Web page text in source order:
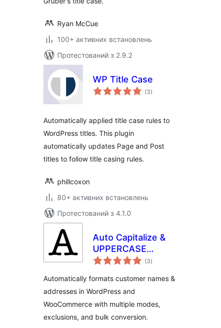
Ryan McCue
100+ активних встановлень
Протестований з 2.9.2
WP Title Case
(3загальний
рейтинг
)
Automatically applied title case rules to
WordPress titles. This plugin
automatically updates Page and Post
titles to follow title casing rules.
phillcoxon
80+ активних встановлень
Протестований з 4.1.0
Auto Capitalize &
UPPERCASE
Names and (3загальний
рейтинг
)
Automatically formats customer names &
addresses in WordPress and
WooCommerce with multiple modes,
exclusions, and bulk conversion.